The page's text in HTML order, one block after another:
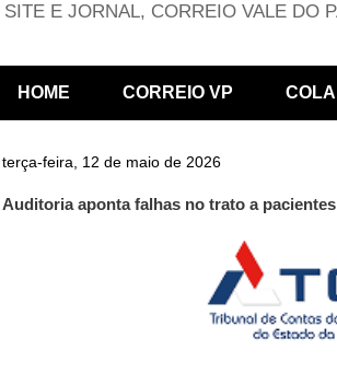
SITE E JORNAL, CORREIO VALE DO
HOME CORREIO VP
terça-feira, 12 de maio de 2026
Auditoria aponta falhas no trato a